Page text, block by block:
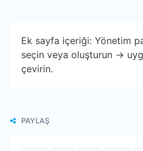
Ek sayfa içeriği: Yönetim
seçin veya oluşturun ->
çevirin.
PAYLAŞ